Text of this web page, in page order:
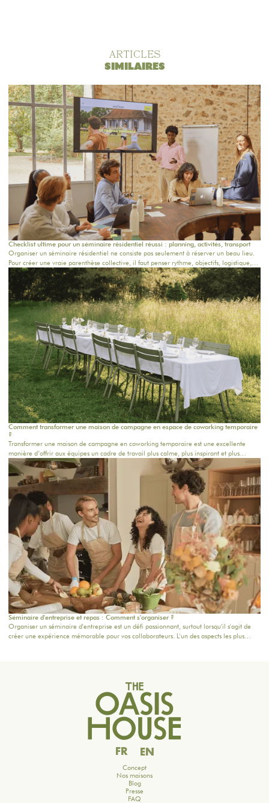
ARTICLES
SIMILAIRES
Checklist ultime pour un séminaire résidentiel réussi : planning, activités, transport
Organiser un séminaire résidentiel ne consiste pas seulement à réserver un beau lieu.
Pour créer une vraie parenthèse collective, il faut penser rythme, objectifs, logistique,
confort, repas, activités et temps informels. Que vous prépariez un séminaire entreprise
en Île-de-France, un team building près de Paris ou une retraite bien-être dans une
maison de campagne proche Paris, cette checklist vous aide à structurer chaque étape.
Chez Oasis House, nous croyons qu’un séjour réussi naît d’un équilibre simple : un
cadre inspirant, une organisation fluide et des moments humains qui restent.
Comment transformer une maison de campagne en espace de coworking temporaire
?
Transformer une maison de campagne en coworking temporaire est une excellente
manière d’offrir aux équipes un cadre de travail plus calme, plus inspirant et plus
humain. Loin du bureau classique, ce format permet de réunir les collaborateurs dans
un lieu chaleureux, propice à la concentration, aux échanges et à la créativité. Pour une
journée d’équipe, un séminaire résidentiel proche de Paris ou une retraite de plusieurs
jours, chaque détail compte.
Séminaire d'entreprise et repas : Comment s'organiser ?
Organiser un séminaire d'entreprise est un défi passionnant, surtout lorsqu'il s'agit de
créer une expérience mémorable pour vos collaborateurs. L'un des aspects les plus
FR EN
Concept
Nos maisons
Blog
Presse
FAQ